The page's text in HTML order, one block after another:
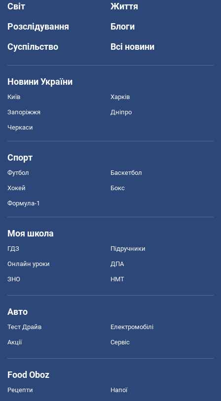
Світ
Життя
Розслідування
Блоги
Суспільство
Всі новини
Новини України
Київ Харків
Запоріжжя Дніпро
Черкаси
Спорт
Футбол Баскетбол
Хокей Бокс
Формула-1
Моя школа
ГДЗ Підручники
Онлайн уроки ДПА
ЗНО НМТ
Авто
Тест Драйв Електромобілі
Акції Сервіс
Food Oboz
Рецепти Напої